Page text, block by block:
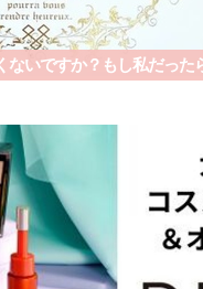
ないですか？もし私だった